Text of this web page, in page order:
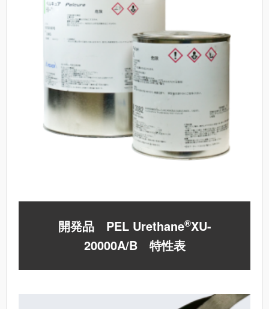
開発品 PEL Urethane®XU-
20000A/B特性表